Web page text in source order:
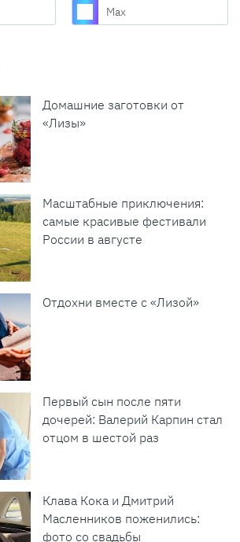
Max
Домашние заготовки от
«Лизы»
Масштабные приключения:
самые красивые фестивали
России в августе
Отдохни вместе с «Лизой»
Первый сын после пяти
дочерей: Валерий Карпин стал
отцом в шестой раз
Клава Кока и Дмитрий
Масленников поженились:
фото со свадьбы